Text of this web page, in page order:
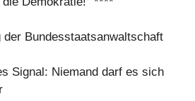
der Bundesstaatsanwaltschaft
Signal: Niemand darf es sich